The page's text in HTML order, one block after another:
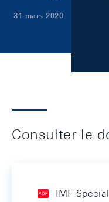
31 mars 2020
Consulter le
IMF